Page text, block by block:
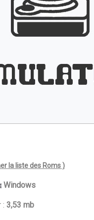
la liste des Roms )
Windows
: 3,53 mb